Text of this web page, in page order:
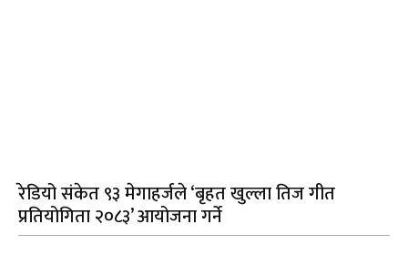
रेडियो संकेत ९३ मेगाहर्जले ‘बृहत खुल्ला तिज गीत
प्रतियोगिता २०८३’ आयोजना गर्ने